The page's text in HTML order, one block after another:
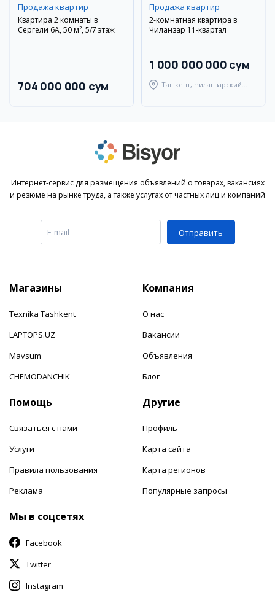
Продажа квартир
Квартира 2 комнаты в
Сергели 6А, 50 м², 5/7 этаж
704 000 000 сум
Продажа квартир
2-комнатная квартира в
Чиланзар 11-квартал
1 000 000 000 сум
Ташкент, Чиланзарский
Интернет-сервис для размещения объявлений о товарах, вакансиях
и резюме на рынке труда, а также услугах от частных лиц и компаний
Отправить
Магазины
Texnika Tashkent
LAPTOPS.UZ
Mavsum
CHEMODANCHIK
Компания
О нас
Вакансии
Объявления
Блог
Помощь
Связаться с нами
Услуги
Правила пользования
Реклама
Другие
Профиль
Карта сайта
Карта регионов
Популярные запросы
Мы в соцсетях
Facebook
Twitter
Instagram